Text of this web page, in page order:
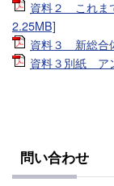
資料２ これま
2.25MB]
資料３ 新総合
資料３別紙 ア
問い合わせ